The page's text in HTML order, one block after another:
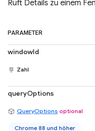
Ruft Details zu einem
PARAMETER
windowId
Zahl
queryOptions
QueryOptions optional
Chrome 88 und höher